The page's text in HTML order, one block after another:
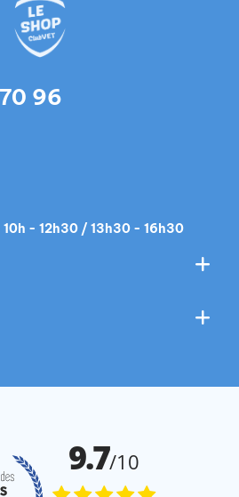
96
10h - 12h30 / 13h30 - 16h30